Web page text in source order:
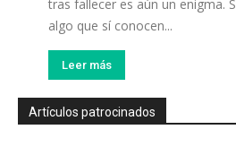
tras fallecer es aún un enigma.
algo que sí conocen...
Leer más
Artículos patrocinados